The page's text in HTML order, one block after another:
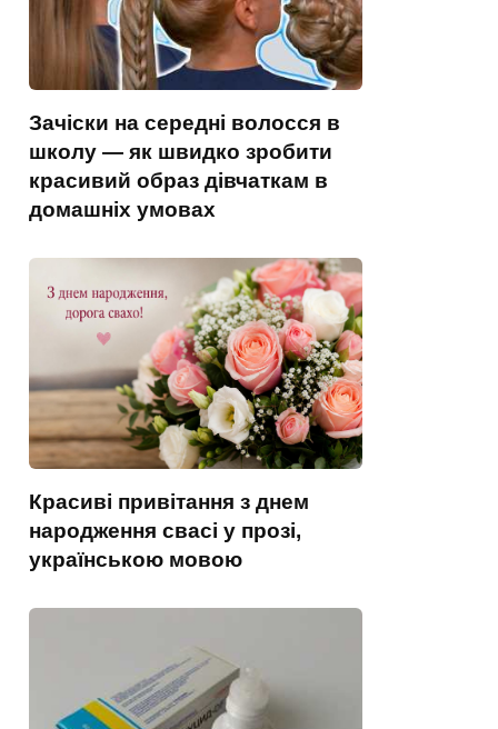
Зачіски на середні волосся в
школу — як швидко зробити
красивий образ дівчаткам в
домашніх умовах
Красиві привітання з днем
народження свасі у прозі,
українською мовою